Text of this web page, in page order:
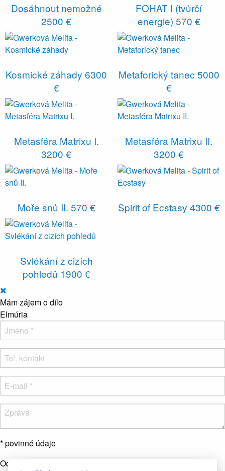
Dosáhnout nemožné
2500 €
FOHAT I (tvůrčí
energie) 570 €
Kosmické záhady 6300
€
Metaforický tanec 5000
€
Metasféra Matrixu I.
3200 €
Metasféra Matrixu II.
3200 €
Moře snů II. 570 € Spirit of Ecstasy 4300 €
Svlékání z cizích
pohledů 1900 €
Mám zájem o dílo
Elmúria
* povinné údaje
Odesláním formuláře souhlasíte se zpracováním osobních